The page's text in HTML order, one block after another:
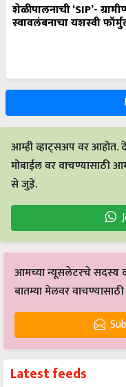
शेळीपालनाची ‘SIP’-
स्वावलंबनाचा यशस्वी
आम्ही व्हाट्सअप वर आहोत.
मोबाईल वर वाचण्यासाठी
से जुड़ें.
आमच्या न्यूसलेटरचे सदस्य
बातम्या मेलवर
Latest feeds